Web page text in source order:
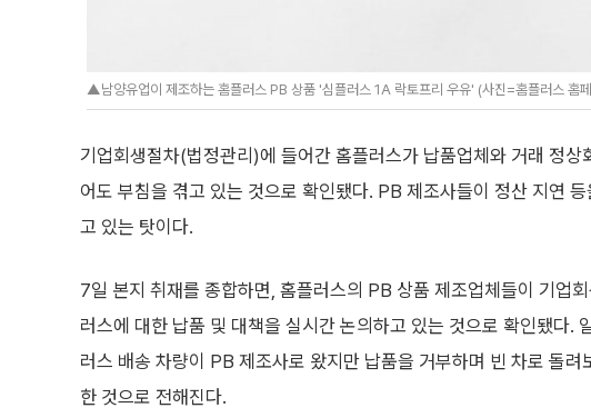
▲남양유업이 제조하는 홈플러스 PB 상품 '심플러스 1A 락토프리 우유' (사진=홈플러스 홈
기업회생절차(법정관리)에 들어간 홈플러스가 납품업체와 거래 정
어도 부침을 겪고 있는 것으로 확인됐다. PB 제조사들이 정산 지연
고 있는 탓이다.
7일 본지 취재를 종합하면, 홈플러스의 PB 상품 제조업체들이 기업
러스에 대한 납품 및 대책을 실시간 논의하고 있는 것으로 확인됐다.
러스 배송 차량이 PB 제조사로 왔지만 납품을 거부하며 빈 차로 돌려
한 것으로 전해진다.